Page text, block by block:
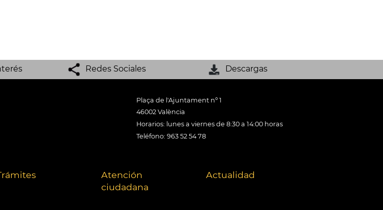
Redes Sociales Descargas
Plaça de l'Ajuntament nº 1
46002 València
Horarios: lunes a viernes de 8:30 a 14:00 horas
Teléfono: 963 52 54 78
Atención
ciudadana
Actualidad